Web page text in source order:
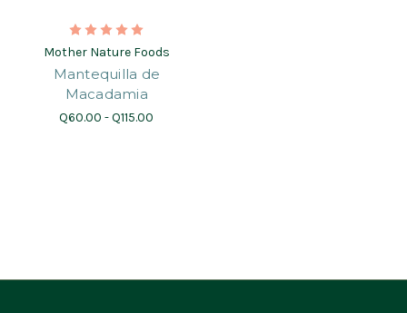
Mother Nature Foods
Mantequilla de
Macadamia
Q60.00 - Q115.00